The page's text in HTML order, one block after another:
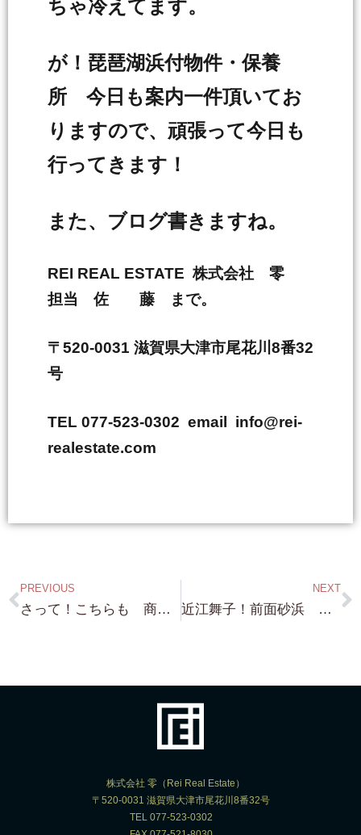
ちゃ冷えてます。
が！琵琶湖浜付物件・保養
所 今日も案内一件頂いてお
りますので、頑張って今日も
行ってきます！
また、ブログ書きますね。
REI REAL ESTATE 株式会社 零
担当 佐 藤 まで。
〒520-0031 滋賀県大津市尾花川8番32
号
TEL 077-523-0302 email info@rei-
realestate.com
PREVIOUS
さって！こちらも 商談ありがとうございます！ 蓬莱 営業中マリーナ これも 桟橋付で レア物ですね！
NEXT
近江舞子！前面砂浜 約720坪 これが砂浜部分です！ こりゃ 探している方には 迷う事なく 買いですね！
株式会社 零（Rei Real Estate）
〒520-0031 滋賀県大津市尾花川8番32号
TEL 077-523-0302